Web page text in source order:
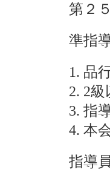
第２
準指
品
2級
指
本
指導